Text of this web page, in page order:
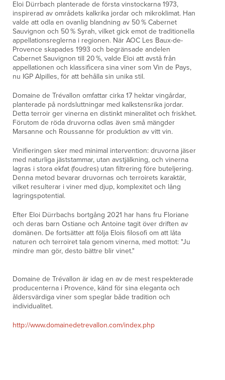
Eloi Dürrbach planterade de första vinstockarna 1973,
inspirerad av områdets kalkrika jordar och mikroklimat. Han
valde att odla en ovanlig blandning av 50 % Cabernet
Sauvignon och 50 % Syrah, vilket gick emot de traditionella
appellationsreglerna i regionen. När AOC Les Baux-de-
Provence skapades 1993 och begränsade andelen
Cabernet Sauvignon till 20 %, valde Eloi att avstå från
appellationen och klassificera sina viner som Vin de Pays,
nu IGP Alpilles, för att behålla sin unika stil.​
Domaine de Trévallon omfattar cirka 17 hektar vingårdar,
planterade på nordsluttningar med kalkstensrika jordar.
Detta terroir ger vinerna en distinkt mineralitet och friskhet.
Förutom de röda druvorna odlas även små mängder
Marsanne och Roussanne för produktion av vitt vin.​
Vinifieringen sker med minimal intervention: druvorna jäser
med naturliga jäststammar, utan avstjälkning, och vinerna
lagras i stora ekfat (foudres) utan filtrering före buteljering.
Denna metod bevarar druvornas och terroirets karaktär,
vilket resulterar i viner med djup, komplexitet och lång
lagringspotential.
Efter Eloi Dürrbachs bortgång 2021 har hans fru Floriane
och deras barn Ostiane och Antoine tagit över driften av
domänen. De fortsätter att följa Elois filosofi om att låta
naturen och terroiret tala genom vinerna, med mottot: "Ju
mindre man gör, desto bättre blir vinet."​
Domaine de Trévallon är idag en av de mest respekterade
producenterna i Provence, känd för sina eleganta och
åldersvärdiga viner som speglar både tradition och
individualitet.
http://www.domainedetrevallon.com/index.php